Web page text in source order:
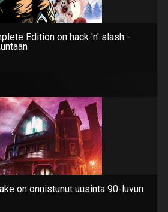
Edition on hack 'n' slash -
on onnistunut uusinta 90-luvun